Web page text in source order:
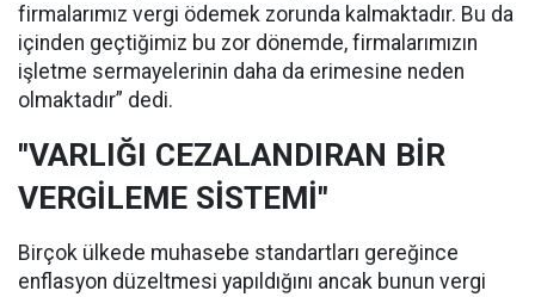
firmalarımız vergi ödemek zorunda kalmaktadır. Bu da
içinden geçtiğimiz bu zor dönemde, firmalarımızın
işletme sermayelerinin daha da erimesine neden
olmaktadır” dedi.
"VARLIĞI CEZALANDIRAN BİR
VERGİLEME SİSTEMİ"
Birçok ülkede muhasebe standartları gereğince
enflasyon düzeltmesi yapıldığını ancak bunun vergi